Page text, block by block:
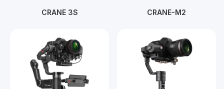
CRANE 3S CRANE-M2